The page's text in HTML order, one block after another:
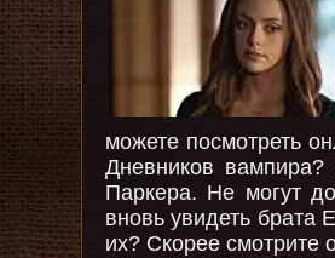
можете посмотреть
Дневников
Паркера. Не могут
вновь увидеть
их? Скорее смотрите